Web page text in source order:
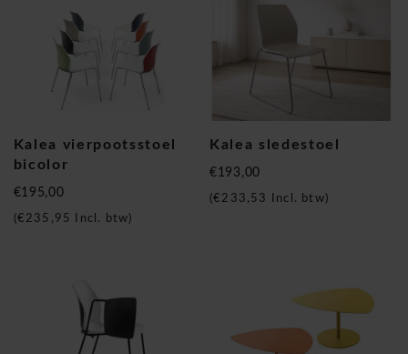
Kalea vierpootsstoel
bicolor
€195,00
€235,95 Incl. btw)
Kalea sledestoel
€193,00
(€233,53 Incl. btw)